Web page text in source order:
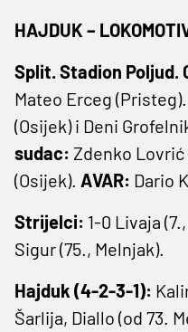
HAJDUK –
Split. Stadion Poljud.
Mateo Erceg (Pristeg).
(Osijek) i Deni
sudac: Zdenko
(Osijek). AVAR: Dario
Strijelci: 1-0 Livaja
Sigur (75., Melnjak).
Hajduk (4-2-3-1):
Šarlija, Diallo (od 73.